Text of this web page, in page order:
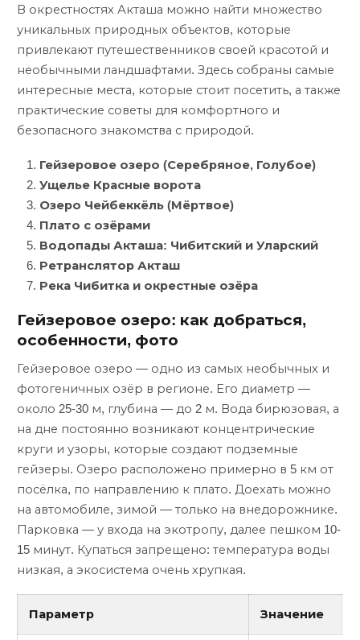
В окрестностях Акташа можно найти множество
уникальных природных объектов, которые
привлекают путешественников своей красотой и
необычными ландшафтами. Здесь собраны самые
интересные места, которые стоит посетить, а также
практические советы для комфортного и
безопасного знакомства с природой.
Гейзеровое озеро (Серебряное, Голубое)
Ущелье Красные ворота
Озеро Чейбеккёль (Мёртвое)
Плато с озёрами
Водопады Акташа: Чибитский и Уларский
Ретранслятор Акташ
Река Чибитка и окрестные озёра
Гейзеровое озеро: как добраться,
особенности, фото
Гейзеровое озеро — одно из самых необычных и
фотогеничных озёр в регионе. Его диаметр —
около 25-30 м, глубина — до 2 м. Вода бирюзовая, а
на дне постоянно возникают концентрические
круги и узоры, которые создают подземные
гейзеры. Озеро расположено примерно в 5 км от
посёлка, по направлению к плато. Доехать можно
на автомобиле, зимой — только на внедорожнике.
Парковка — у входа на экотропу, далее пешком 10-
15 минут. Купаться запрещено: температура воды
низкая, а экосистема очень хрупкая.
Параметр Значение